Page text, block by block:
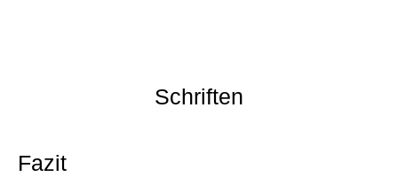
Schriften
Fazit